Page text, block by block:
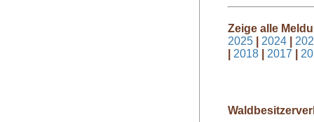
Zeige alle
2025
2024
2018 2017